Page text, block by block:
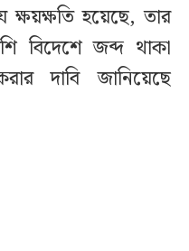
ক্ষয়ক্ষতি হয়েছে, তার
বিদেশে জব্দ থাকা
দাবি জানিয়েছে